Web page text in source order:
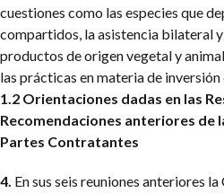
cuestiones como las especies que
compartidos, la asistencia bilateral
productos de origen vegetal y
las prácticas en materia de
1.2 Orientaciones dadas en las
Recomendaciones anteriores de
Partes Contratantes
4. En sus seis reuniones anteriores